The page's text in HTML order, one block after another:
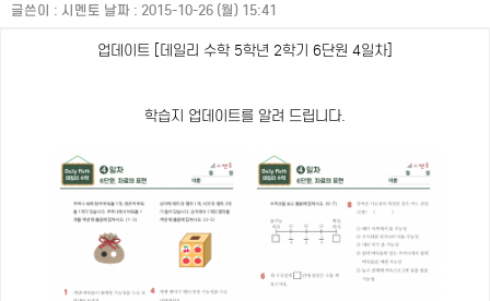
글쓴이 : 시멘토 날짜 : 2015-10-26 (월) 15:41
업데이트 [데일리 수학 5학년 2학기 6단원 4일차]
학습지 업데이트를 알려 드립니다.